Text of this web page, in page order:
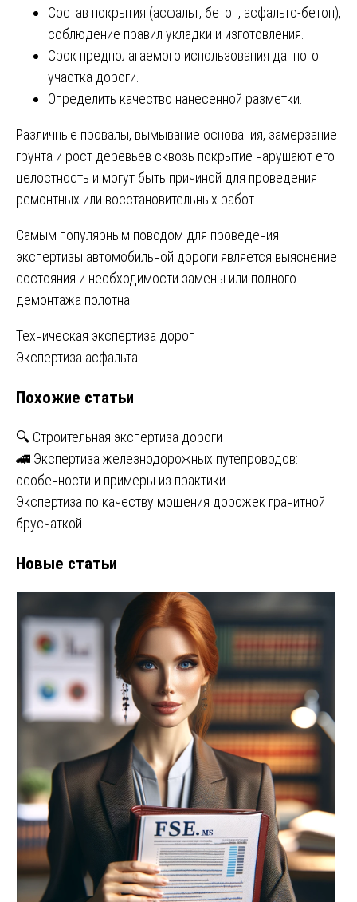
Состав покрытия (асфальт, бетон, асфальто-бетон),
соблюдение правил укладки и изготовления.
Срок предполагаемого использования данного
участка дороги.
Определить качество нанесенной разметки.
Различные провалы, вымывание основания, замерзание
грунта и рост деревьев сквозь покрытие нарушают его
целостность и могут быть причиной для проведения
ремонтных или восстановительных работ.
Самым популярным поводом для проведения
экспертизы автомобильной дороги является выяснение
состояния и необходимости замены или полного
демонтажа полотна.
Навигация
записям
Техническая экспертиза дорог
Экспертиза асфальта
Похожие статьи
🔍 Строительная экспертиза дороги
🚄 Экспертиза железнодорожных путепроводов:
особенности и примеры из практики
Экспертиза по качеству мощения дорожек гранитной
брусчаткой
Новые статьи